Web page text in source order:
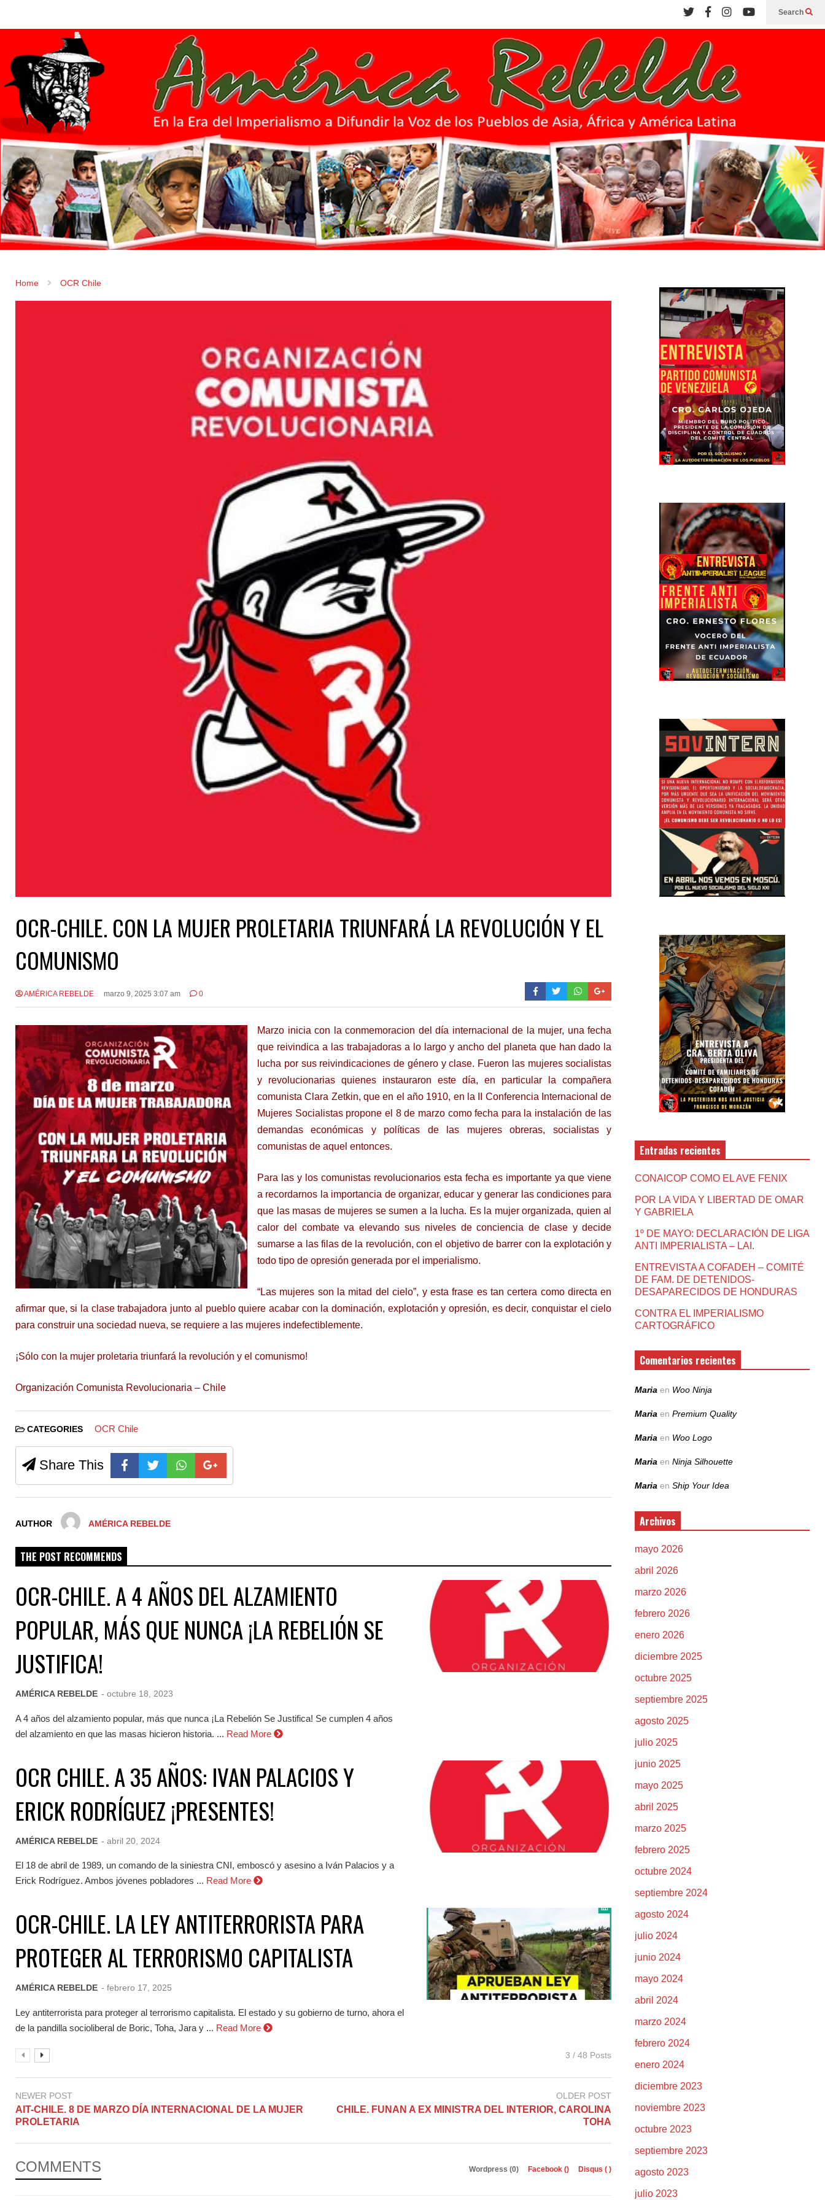
Search
Home OCR Chile
OCR-CHILE. CON LA MUJER PROLETARIA TRIUNFARÁ LA REVOLUCIÓN Y EL
COMUNISMO
AMÉRICA REBELDE marzo 9, 2025 3:07 am 0
Marzo inicia con la conmemoracion del día internacional de la mujer, una fecha
que reivindica a las trabajadoras a lo largo y ancho del planeta que han dado la
lucha por sus reivindicaciones de género y clase. Fueron las mujeres socialistas
y revolucionarias quienes instauraron este día, en particular la compañera
comunista Clara Zetkin, que en el año 1910, en la II Conferencia Internacional de
Mujeres Socialistas propone el 8 de marzo como fecha para la instalación de las
demandas económicas y políticas de las mujeres obreras, socialistas y
comunistas de aquel entonces.
Para las y los comunistas revolucionarios esta fecha es importante ya que viene
a recordarnos la importancia de organizar, educar y generar las condiciones para
que las masas de mujeres se sumen a la lucha. Es la mujer organizada, quien al
calor del combate va elevando sus niveles de conciencia de clase y decide
sumarse a las filas de la revolución, con el objetivo de barrer con la explotación y
todo tipo de opresión generada por el imperialismo.
“Las mujeres son la mitad del cielo”, y esta frase es tan certera como directa en
afirmar que, si la clase trabajadora junto al pueblo quiere acabar con la dominación, explotación y opresión, es decir, conquistar el cielo
para construir una sociedad nueva, se requiere a las mujeres indefectiblemente.
¡Sólo con la mujer proletaria triunfará la revolución y el comunismo!
Organización Comunista Revolucionaria – Chile
CATEGORIES OCR Chile
Share This
AUTHOR AMÉRICA REBELDE
THE POST RECOMMENDS
OCR-CHILE. A 4 AÑOS DEL ALZAMIENTO
POPULAR, MÁS QUE NUNCA ¡LA REBELIÓN SE
JUSTIFICA!
AMÉRICA REBELDE - octubre 18, 2023
A 4 años del alzamiento popular, más que nunca ¡La Rebelión Se Justifica! Se cumplen 4 años
del alzamiento en que las masas hicieron historia. ... Read More
OCR CHILE. A 35 AÑOS: IVAN PALACIOS Y
ERICK RODRÍGUEZ ¡PRESENTES!
AMÉRICA REBELDE - abril 20, 2024
El 18 de abril de 1989, un comando de la siniestra CNI, emboscó y asesino a Iván Palacios y a
Erick Rodríguez. Ambos jóvenes pobladores ... Read More
OCR-CHILE. LA LEY ANTITERRORISTA PARA
PROTEGER AL TERRORISMO CAPITALISTA
AMÉRICA REBELDE - febrero 17, 2025
Ley antiterrorista para proteger al terrorismo capitalista. El estado y su gobierno de turno, ahora el
de la pandilla socioliberal de Boric, Toha, Jara y ... Read More
3 / 48 Posts
NEWER POST
AIT-CHILE. 8 DE MARZO DÍA INTERNACIONAL DE LA MUJER
PROLETARIA
OLDER POST
CHILE. FUNAN A EX MINISTRA DEL INTERIOR, CAROLINA
TOHA
COMMENTS Wordpress (0) Facebook () Disqus ( )
Entradas recientes
CONAICOP COMO EL AVE FENIX
POR LA VIDA Y LIBERTAD DE OMAR
Y GABRIELA
1º DE MAYO: DECLARACIÓN DE LIGA
ANTI IMPERIALISTA – LAI.
ENTREVISTA A COFADEH – COMITÉ
DE FAM. DE DETENIDOS-
DESAPARECIDOS DE HONDURAS
CONTRA EL IMPERIALISMO
CARTOGRÁFICO
Comentarios recientes
Maria en Woo Ninja
Maria enPremium Quality
Maria en Woo Logo
Maria enNinja Silhouette
Maria enShip Your Idea
Archivos
mayo 2026
abril 2026
marzo 2026
febrero 2026
enero 2026
diciembre 2025
octubre 2025
septiembre 2025
agosto 2025
julio 2025
junio 2025
mayo 2025
abril 2025
marzo 2025
febrero 2025
octubre 2024
septiembre 2024
agosto 2024
julio 2024
junio 2024
mayo 2024
abril 2024
marzo 2024
febrero 2024
enero 2024
diciembre 2023
noviembre 2023
octubre 2023
septiembre 2023
agosto 2023
julio 2023